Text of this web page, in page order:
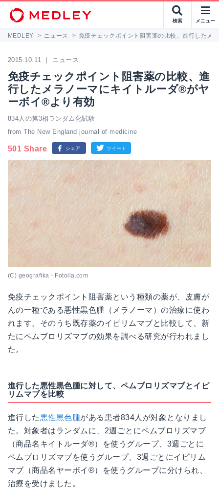
検索 メニュー
MEDLEY > ニュース > 免疫チェックポイント阻害薬の比較、進行したメ
2015.10.11 ｜ ニュース
免疫チェックポイント阻害薬の比較、進
行したメラノーマにキイトルーダ®がヤ
ーボイ®より有効
834人の第3相ランダム化試験
from The New England journal of medicine
501 Share
(C) geografika - Fotolia.com
免疫チェックポイント阻害薬という種類の薬が、皮膚が
んの一種である悪性黒色腫（メラノーマ）の治療に使わ
れます。そのうち既存薬のイピリムマブと比較して、新
たにペムブロリズマブの効果を調べる研究が行われまし
た。
進行した悪性黒色腫に対して、ペムブロリズマブとイピ
リムマブを比較
進行した悪性黒色腫がある患者834人が対象となりまし
た。対象者はランダムに、2週ごとにペムブロリズマブ
（商品名キイトルーダ®）を使うグループ、3週ごとに
ペムブロリズマブを使うグループ、3週ごとにイピリム
マブ（商品名ヤーボイ®）を使うグループに分けられ、
治療を受けました。